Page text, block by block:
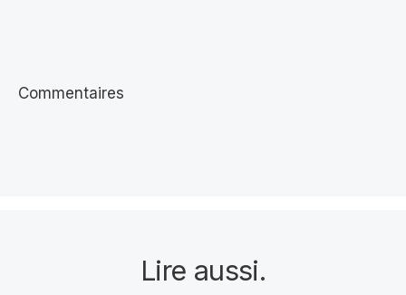
Commentaires
Lire aussi.